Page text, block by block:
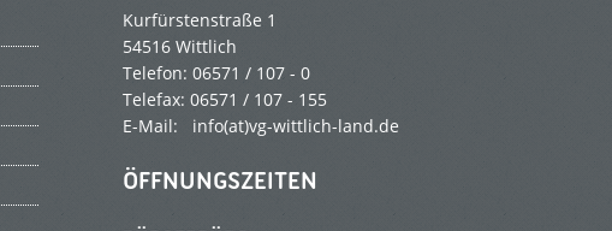
Kurfürstenstraße 1
54516 Wittlich
Telefon: 06571 / 107 - 0
Telefax: 06571 / 107 - 155
E-Mail: info(at)vg-wittlich-land.de
ÖFFNUNGSZEITEN